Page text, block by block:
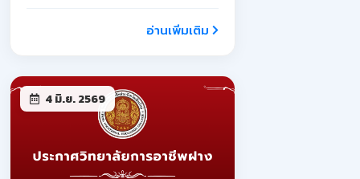
อ่านเพิ่มเติม
4 มิ.ย. 2569